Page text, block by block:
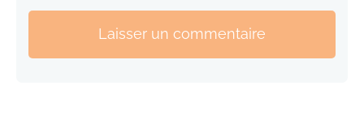
Laisser un commentaire